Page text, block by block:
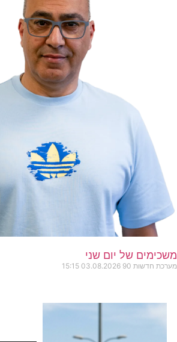
משכימים של יום שני
מערכת חדשות 90 03.08.2026
15:15